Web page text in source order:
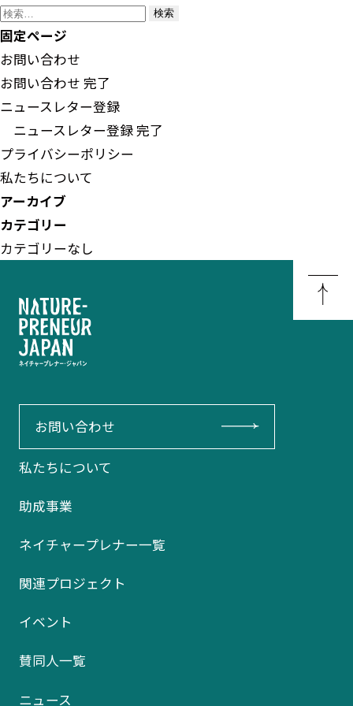
検
索:
固定ページ
お問い合わせ
お問い合わせ 完了
ニュースレター登録
ニュースレター登録 完了
プライバシーポリシー
私たちについて
アーカイブ
カテゴリー
カテゴリーなし
お問い合わせ
私たちについて
助成事業
ネイチャープレナー一覧
関連プロジェクト
イベント
賛同人一覧
ニュース